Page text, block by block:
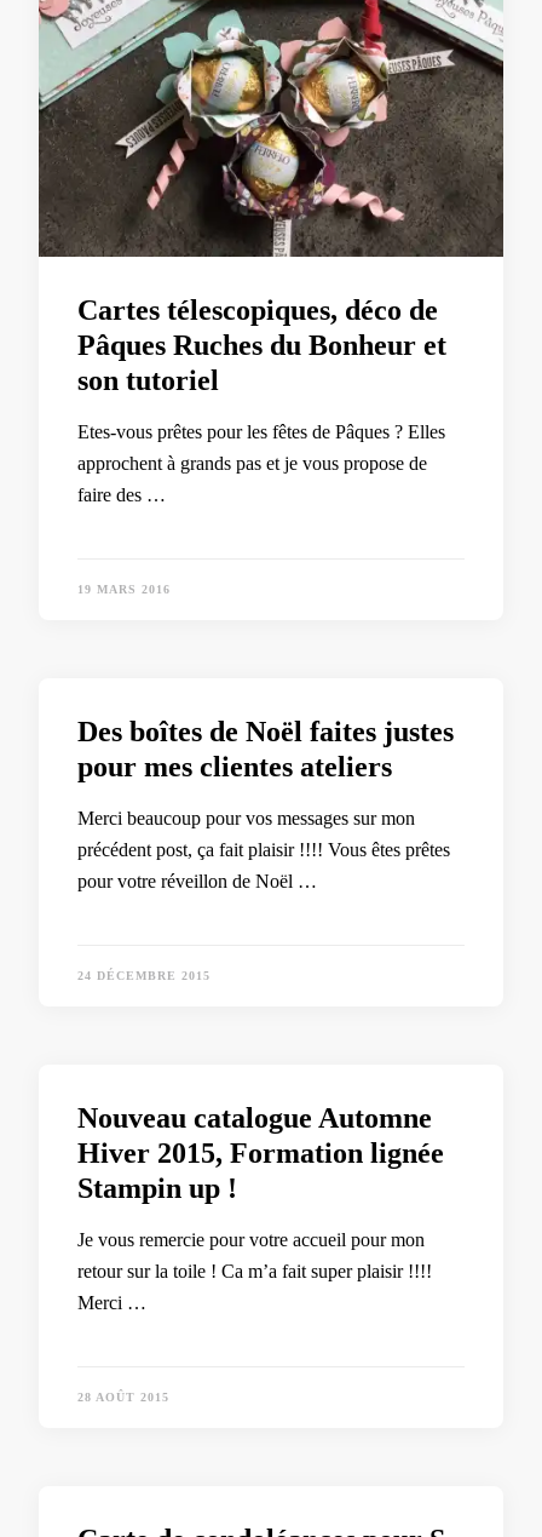
Cartes télescopiques, déco de
Pâques Ruches du Bonheur et
son tutoriel
Etes-vous prêtes pour les fêtes de Pâques ? Elles
approchent à grands pas et je vous propose de
faire des …
19 MARS 2016
Des boîtes de Noël faites justes
pour mes clientes ateliers
Merci beaucoup pour vos messages sur mon
précédent post, ça fait plaisir !!!! Vous êtes prêtes
pour votre réveillon de Noël …
24 DÉCEMBRE 2015
Nouveau catalogue Automne
Hiver 2015, Formation lignée
Stampin up !
Je vous remercie pour votre accueil pour mon
retour sur la toile ! Ca m’a fait super plaisir !!!!
Merci …
28 AOÛT 2015